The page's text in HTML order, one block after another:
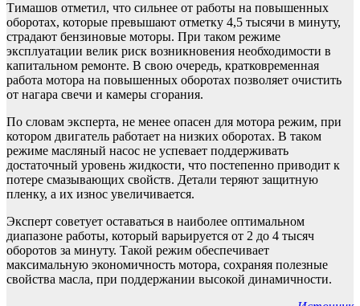
Тимашов отметил, что сильнее от работы на повышенных
оборотах, которые превышают отметку 4,5 тысячи в минуту,
страдают бензиновые моторы. При таком режиме
эксплуатации велик риск возникновения необходимости в
капитальном ремонте. В свою очередь, кратковременная
работа мотора на повышенных оборотах позволяет очистить
от нагара свечи и камеры сгорания.
По словам эксперта, не менее опасен для мотора режим, при
котором двигатель работает на низких оборотах. В таком
режиме масляный насос не успевает поддерживать
достаточный уровень жидкости, что постепенно приводит к
потере смазывающих свойств. Детали теряют защитную
пленку, а их износ увеличивается.
Эксперт советует оставаться в наиболее оптимальном
диапазоне работы, который варьируется от 2 до 4 тысяч
оборотов за минуту. Такой режим обеспечивает
максимальную экономичность мотора, сохраняя полезные
свойства масла, при поддержании высокой динамичности.